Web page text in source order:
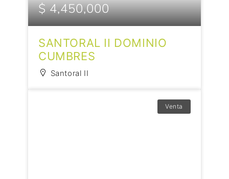
$ 4,450,000
SANTORAL II DOMINIO
CUMBRES
Santoral II
Venta